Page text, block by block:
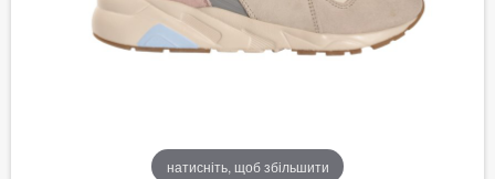
натисніть, щоб збільшити